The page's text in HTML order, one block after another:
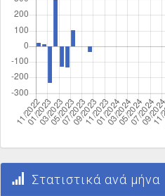
Στατιστικά ανά μήνα